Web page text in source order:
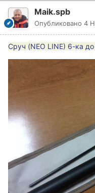
Maik.spb
Опубликовано 4
Сруч (NEO LINE) 6-ка